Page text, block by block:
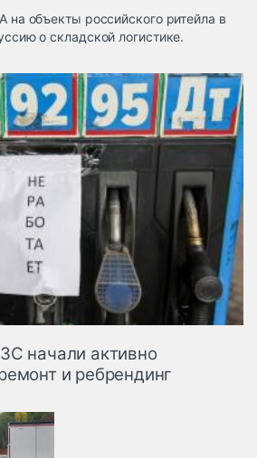
терминалы
Коммерческий
Спецтехника
Автосервис,
запчасти, шины
Топливо, масла и
автохимия
Дзен
на объекты российского ритейла в
о складской логистике.
начали активно
и ребрендинг